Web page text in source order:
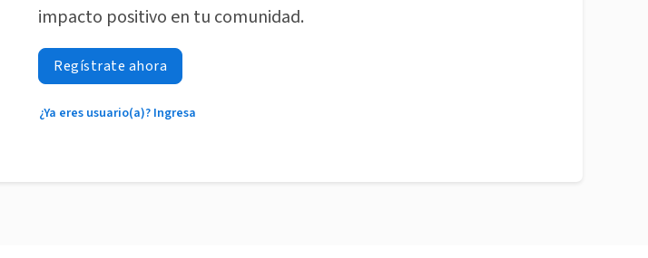
impacto positivo en tu comunidad.
Regístrate ahora
¿Ya eres usuario(a)? Ingresa